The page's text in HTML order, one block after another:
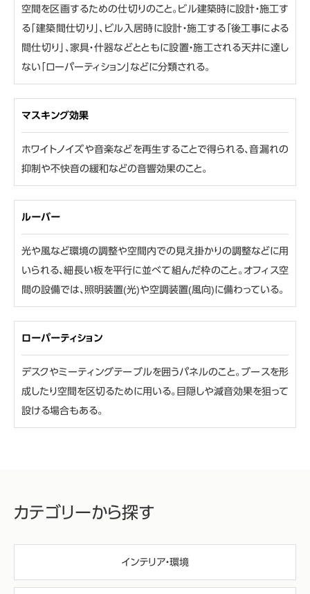
空間を区画するための仕切りのこと。ビル建築時に設計・施工す
る「建築間仕切り」、ビル入居時に設計・施工する「後工事による
間仕切り」、家具・什器などとともに設置・施工される天井に達し
ない「ローパーティション」などに分類される。
マスキング効果
ホワイトノイズや音楽などを再生することで得られる、音漏れの
抑制や不快音の緩和などの音響効果のこと。
ルーバー
光や風など環境の調整や空間内での見え掛かりの調整などに用
いられる、細長い板を平行に並べて組んだ枠のこと。オフィス空
間の設備では、照明装置(光)や空調装置(風向)に備わっている。
ローパーティション
デスクやミーティングテーブルを囲うパネルのこと。ブースを形
成したり空間を区切るために用いる。目隠しや減音効果を狙って
設ける場合もある。
カテゴリーから探す
インテリア・環境